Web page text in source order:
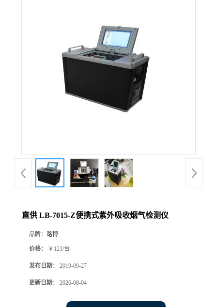
品
厅
直供 LB-7015-Z便携式紫外吸收烟气检测仪
品牌： 路博
价格： ￥123/台
发布日期： 2019-09-27
更新日期： 2026-08-04